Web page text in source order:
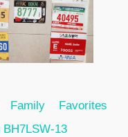
Family
Favorites
BH7LSW-13